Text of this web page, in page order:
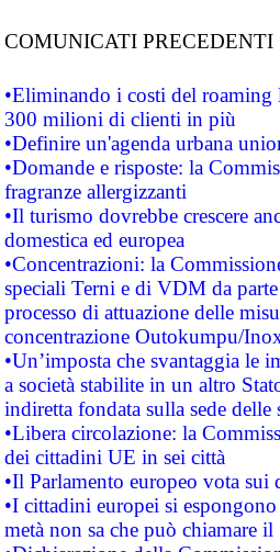
COMUNICATI PRECEDENTI
•Eliminando i costi del roaming
300 milioni di clienti in più
•Definire un'agenda urbana
•Domande e risposte: la
fragranze allergizzanti
•Il turismo dovrebbe crescere
domestica ed europea
•Concentrazioni: la
speciali Terni e di VDM da
processo di attuazione delle
concentrazione Outokumpu/
•Un’imposta che svantaggia le
a società stabilite in un altro
indiretta fondata sulla sede delle
•Libera circolazione: la
dei cittadini UE in sei città
•Il Parlamento europeo vota sui
•I cittadini europei si
metà non sa che può chiamare